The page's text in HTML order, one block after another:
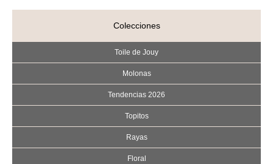
Colecciones
Toile de Jouy
Molonas
Tendencias 2026
Topitos
Rayas
Floral